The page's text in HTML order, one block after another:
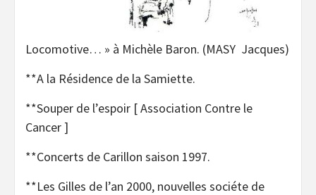
Locomotive… » à Michèle Baron. (MASY Jacques)
**A la Résidence de la Samiette.
**Souper de l’espoir [ Association Contre le
Cancer ]
**Concerts de Carillon saison 1997.
**Les Gilles de l’an 2000, nouvelles sociéte de